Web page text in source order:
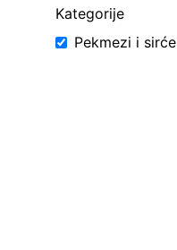
Kategorije
Pekmezi i sirće